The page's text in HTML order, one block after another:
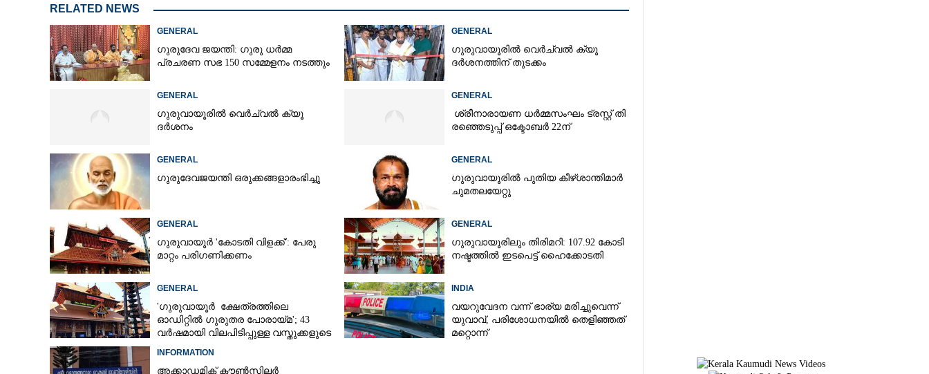
RELATED NEWS
GENERAL
ഗുരുദേവ ജയന്തി: ഗുരു ധർമ്മ
പ്രചരണ സഭ 150 സമ്മേളനം നടത്തും
GENERAL
ഗുരുവായൂരിൽ വെർച്വൽ ക്യൂ
ദർശനത്തിന് തുടക്കം
GENERAL
ഗുരുവായൂരിൽ വെർച്വൽ ക്യൂ
ദർശനം
GENERAL
ശ്രീനാരായണ ധർമ്മസംഘം ട്രസ്റ്റ് തി​
രഞ്ഞെടുപ്പ് ഒക്ടോബർ 22ന്
GENERAL
ഗുരുദേവജയന്തി ഒരുക്കങ്ങളാരംഭിച്ചു
GENERAL
ഗുരുവായൂരിൽ പുതിയ കീഴ്ശാന്തിമാർ
ചുമതലയേറ്റു
GENERAL
ഗുരുവായൂർ 'കോടതി വിളക്ക്': പേരു
മാറ്റം പരിഗണിക്കണം
GENERAL
ഗുരുവായൂരിലും തിരിമറി: 107.92 കോടി
നഷ്ടത്തിൽ ഇടപെട്ട് ഹൈക്കോടതി
GENERAL
'ഗുരുവായൂർ ക്ഷേത്രത്തിലെ
ഓഡിറ്റിൽ ഗുരുതര പോരായ്മ'; 43
വർഷമായി വിലപിടിപ്പുള്ള വസ്തുക്കളുടെ
INDIA
വയറുവേദന വന്ന് ഭാര്യ മരിച്ചുവെന്ന്
യുവാവ്,​ പരിശോധനയിൽ തെളിഞ്ഞത്
മറ്റൊന്ന്
INFORMATION
അക്കാഡമിക് കൗൺസിലർ